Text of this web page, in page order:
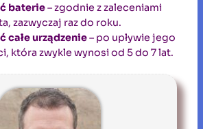
baterie– zgodnie z zaleceniami
zazwyczaj raz do roku.
całe urządzenie– po upływie jego
która zwykle wynosi od 5 do 7 lat.